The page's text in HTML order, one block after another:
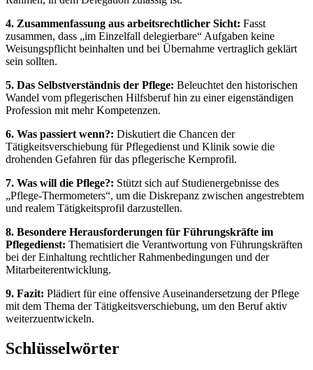
4. Zusammenfassung aus arbeitsrechtlicher Sicht: Fasst
zusammen, dass „im Einzelfall delegierbare“ Aufgaben keine
Weisungspflicht beinhalten und bei Übernahme vertraglich geklärt
sein sollten.
5. Das Selbstverständnis der Pflege: Beleuchtet den historischen
Wandel vom pflegerischen Hilfsberuf hin zu einer eigenständigen
Profession mit mehr Kompetenzen.
6. Was passiert wenn?: Diskutiert die Chancen der
Tätigkeitsverschiebung für Pflegedienst und Klinik sowie die
drohenden Gefahren für das pflegerische Kernprofil.
7. Was will die Pflege?: Stützt sich auf Studienergebnisse des
„Pflege-Thermometers“, um die Diskrepanz zwischen angestrebtem
und realem Tätigkeitsprofil darzustellen.
8. Besondere Herausforderungen für Führungskräfte im
Pflegedienst: Thematisiert die Verantwortung von Führungskräften
bei der Einhaltung rechtlicher Rahmenbedingungen und der
Mitarbeiterentwicklung.
9. Fazit: Plädiert für eine offensive Auseinandersetzung der Pflege
mit dem Thema der Tätigkeitsverschiebung, um den Beruf aktiv
weiterzuentwickeln.
Schlüsselwörter